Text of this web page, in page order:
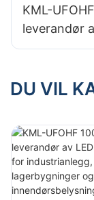
KML-
leverandør
høybalys for
i
DU VIL